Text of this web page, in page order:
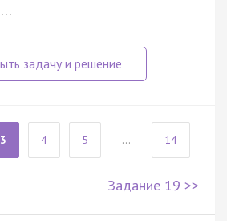
3 4 5 ... 14
Задание 19 >>